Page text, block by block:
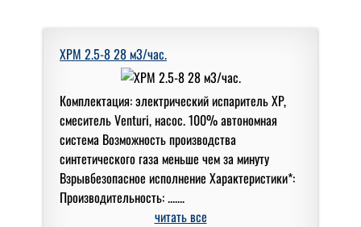
XPM 2.5-8 28 м3/час.
Комплектация: электрический испаритель XP,
смеситель Venturi, насос. 100% автономная
система Возможность производства
синтетического газа меньше чем за минуту
Взрывбезопасное исполнение Характеристики*:
Производительность: .......
читать все